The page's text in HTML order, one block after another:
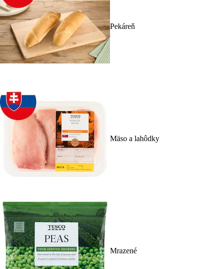
Pekáreň
Mäso a lahôdky
Mrazené